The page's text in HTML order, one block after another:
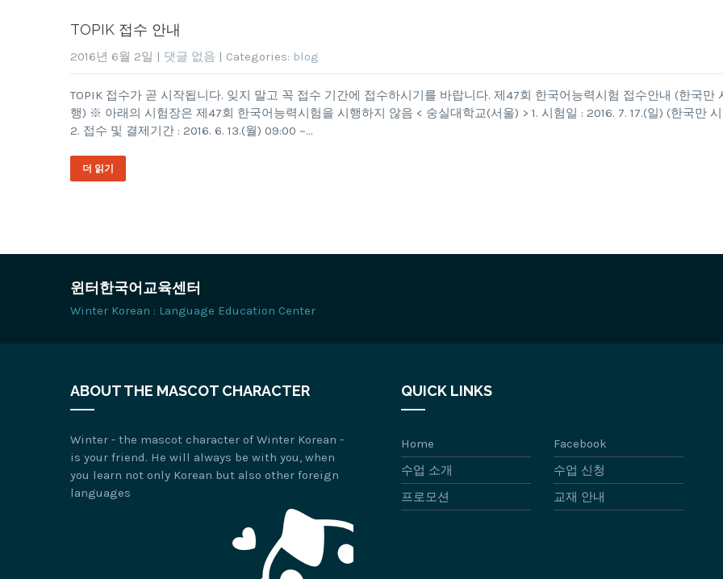
TOPIK 접수 안내
2016년 6월 2일 | 댓글 없음 | Categories: blog
TOPIK 접수가 곧 시작됩니다. 잊지 말고 꼭 접수 기간에 접수하시기를 바랍니다. 제47회 한국어능력시험 접수안내 (한국만
행) ※ 아래의 시험장은 제47회 한국어능력시험을 시행하지 않음 < 숭실대학교(서울) > 1. 시험일 : 2016. 7. 17.(일) (한국만
2. 접수 및 결제기간 : 2016. 6. 13.(월) 09:00 ~…
더 읽기
윈터한국어교육센터
Winter Korean : Language Education Center
ABOUT THE MASCOT CHARACTER
Winter - the mascot character of Winter Korean -
is your friend. He will always be with you, when
you learn not only Korean but also other foreign
languages
QUICK LINKS
Home
Facebook
수업 소개
수업 신청
프로모션
교재 안내